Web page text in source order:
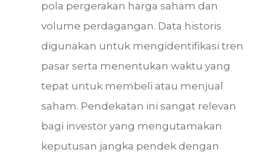
pola pergerakan harga saham dan
volume perdagangan. Data historis
digunakan untuk mengidentifikasi tren
pasar serta menentukan waktu yang
tepat untuk membeli atau menjual
saham. Pendekatan ini sangat relevan
bagi investor yang mengutamakan
keputusan jangka pendek dengan